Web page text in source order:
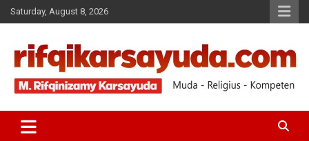
Saturday, August 8, 2026
RIFQI KARSAYUDA